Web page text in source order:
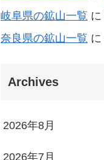
岐阜県の鉱山一覧 に
奈良県の鉱山一覧 に
Archives
2026年8月
2026年7月